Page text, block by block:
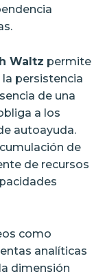
Waltz permite
persistencia
de una
a los
autoayuda.
de
de recursos
como
analíticas
dimensión